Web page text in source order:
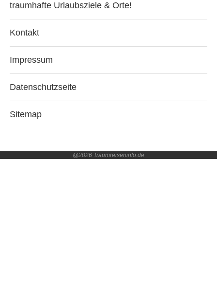
traumhafte Urlaubsziele & Orte!
Kontakt
Impressum
Datenschutzseite
Sitemap
@2026 Traumreiseninfo.de